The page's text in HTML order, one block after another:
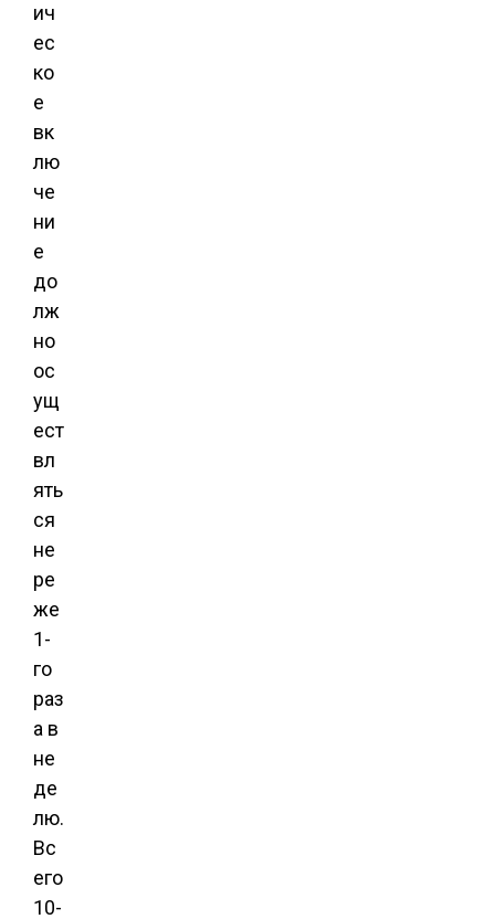
ич
ес
ко
е
вк
лю
че
ни
е
до
лж
но
ос
ущ
ест
вл
ять
ся
не
ре
же
1-
го
раз
а в
не
де
лю.
Вс
его
10-